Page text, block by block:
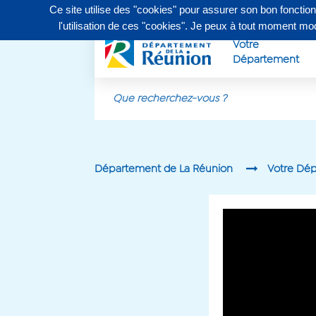
Contactez-nous au 0262 90 30 30, du lundi au
Votre
Département
Département de La Réunion Votre
Ce site utilise des "cookies" pour assurer son bon
l'utilisation de ces "cookies". Je peux à tout moment